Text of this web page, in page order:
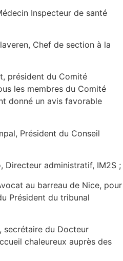
Inspecteur de santé
Chef de section à la
président du Comité
les membres du Comité
donné un avis favorable
Président du Conseil
Directeur administratif, IM2S ;
au barreau de Nice, pour
Président du tribunal
secrétaire du Docteur
chaleureux auprès des